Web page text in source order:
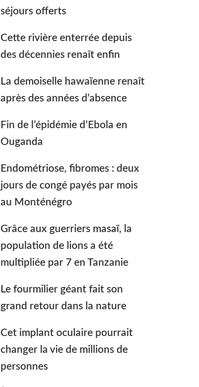
séjours offerts
Cette rivière enterrée depuis
des décennies renaît enfin
La demoiselle hawaïenne renaît
après des années d’absence
Fin de l’épidémie d’Ebola en
Ouganda
Endométriose, fibromes : deux
jours de congé payés par mois
au Monténégro
Grâce aux guerriers masaï, la
population de lions a été
multipliée par 7 en Tanzanie
Le fourmilier géant fait son
grand retour dans la nature
Cet implant oculaire pourrait
changer la vie de millions de
personnes